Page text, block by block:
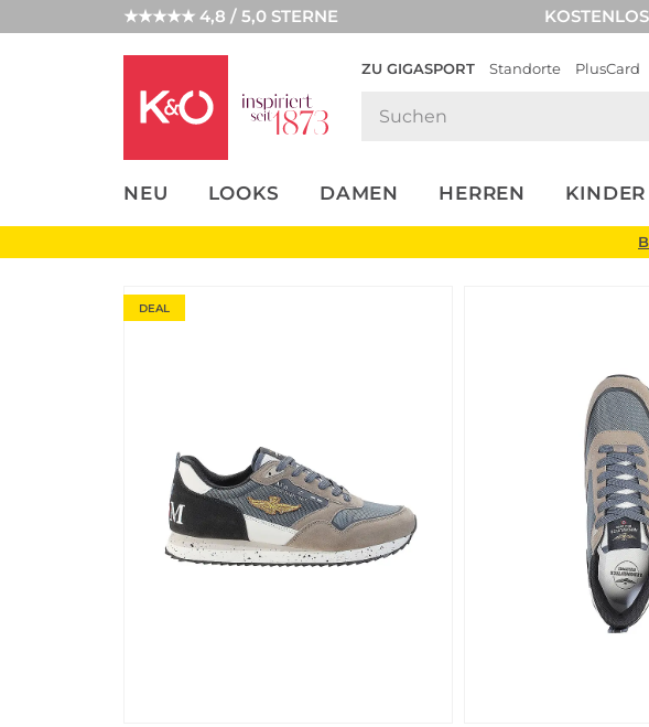
★★★★★ 4,8 / 5,0 STERNE
ZU GIGASPORT Standorte PlusCard
NEU LOOKS DAMEN HERREN KINDER
UNSERE APP
CLICK &
DEAL